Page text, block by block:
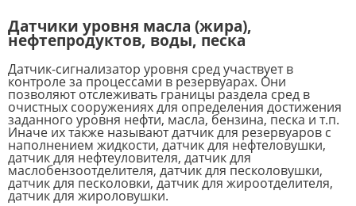
Датчики уровня масла (жира),
нефтепродуктов, воды, песка
Датчик-сигнализатор уровня сред участвует в
контроле за процессами в резервуарах. Они
позволяют отслеживать границы раздела сред в
очистных сооружениях для определения достижения
заданного уровня нефти, масла, бензина, песка и т.п.
Иначе их также называют датчик для резервуаров с
наполнением жидкости, датчик для нефтеловушки,
датчик для нефтеуловителя, датчик для
маслобензоотделителя, датчик для песколовушки,
датчик для песколовки, датчик для жироотделителя,
датчик для жироловушки.